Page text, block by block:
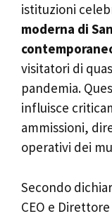
istituzioni
moderna di
visitatori di
pandemia.
influisce
ammissioni,
operativi dei
Secondo
CEO e